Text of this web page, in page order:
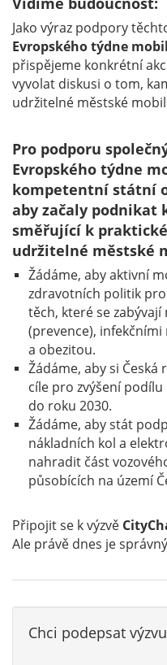
Jako výraz podpory
Evropského týdne
přispějeme konkrétní
vyvolat diskusi o tom,
udržitelné městské
Pro podporu
Evropského týdne
kompetentní státní
aby začaly
směřující k
udržitelné městské
Žádáme, aby aktivní
zdravotních politik
těch, které se
(prevence),
a obezitou.
Žádáme, aby si
cíle pro zvýšení
do roku 2030.
Žádáme, aby stát
nákladních kol a
nahradit část
působících na území
Připojit se k výzvě
Ale právě dnes je
Chci podepsat výzvu